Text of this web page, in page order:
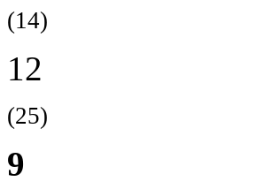
(14)
12
(25)
9